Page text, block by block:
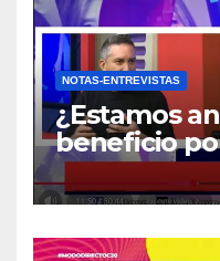
NOTAS-ENTREVISTAS
¿Estamos
beneficio